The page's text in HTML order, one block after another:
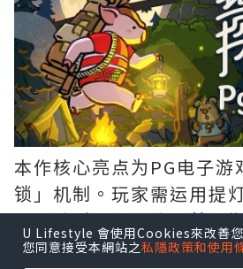
本作核心亮点为PG电子游
锁」机制。玩家需运用提
示、聆听居民口信，甚至
梁开拓路径。这些解谜要
U Lifestyle 會使用Cookies來改善
您同意接受本網站之私隱政策和使用